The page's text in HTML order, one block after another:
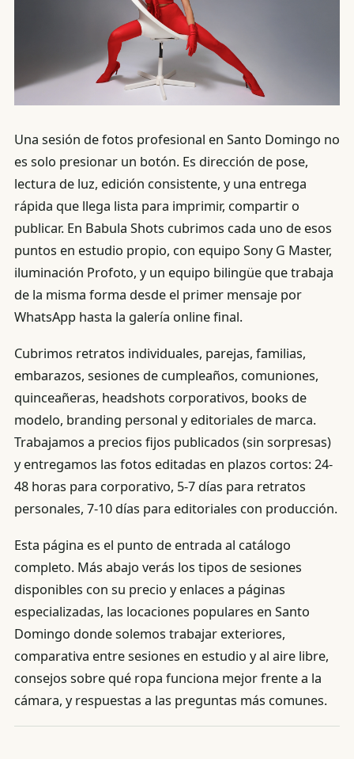
Una sesión de fotos profesional en Santo Domingo no
es solo presionar un botón. Es dirección de pose,
lectura de luz, edición consistente, y una entrega
rápida que llega lista para imprimir, compartir o
publicar. En Babula Shots cubrimos cada uno de esos
puntos en estudio propio, con equipo Sony G Master,
iluminación Profoto, y un equipo bilingüe que trabaja
de la misma forma desde el primer mensaje por
WhatsApp hasta la galería online final.
Cubrimos retratos individuales, parejas, familias,
embarazos, sesiones de cumpleaños, comuniones,
quinceañeras, headshots corporativos, books de
modelo, branding personal y editoriales de marca.
Trabajamos a precios fijos publicados (sin sorpresas)
y entregamos las fotos editadas en plazos cortos: 24-
48 horas para corporativo, 5-7 días para retratos
personales, 7-10 días para editoriales con producción.
Esta página es el punto de entrada al catálogo
completo. Más abajo verás los tipos de sesiones
disponibles con su precio y enlaces a páginas
especializadas, las locaciones populares en Santo
Domingo donde solemos trabajar exteriores,
comparativa entre sesiones en estudio y al aire libre,
consejos sobre qué ropa funciona mejor frente a la
cámara, y respuestas a las preguntas más comunes.